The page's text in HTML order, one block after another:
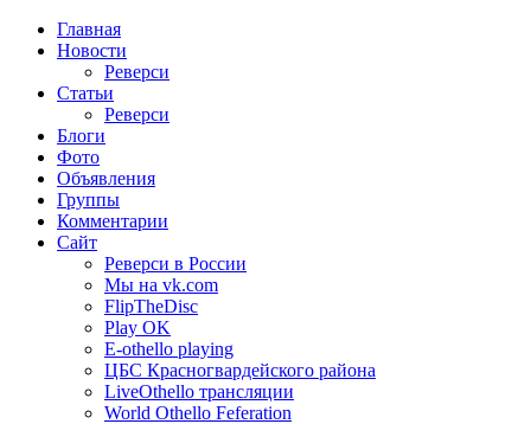
Главная
Новости
Реверси
Статьи
Реверси
Блоги
Фото
Объявления
Группы
Комментарии
Сайт
Реверси в России
Мы на vk.com
FlipTheDisc
Play OK
E-othello playing
ЦБС Красногвардейского района
LiveOthello трансляции
World Othello Feferation